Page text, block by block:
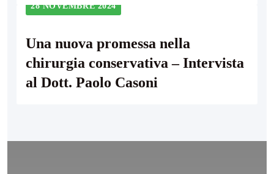
28 NOVEMBRE 2024
Una nuova promessa nella
chirurgia conservativa – Intervista
al Dott. Paolo Casoni